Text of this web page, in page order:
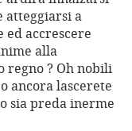
atteggiarsi a
ed accrescere
alla
regno ? Oh nobili
ancora lascerete
sia preda inerme